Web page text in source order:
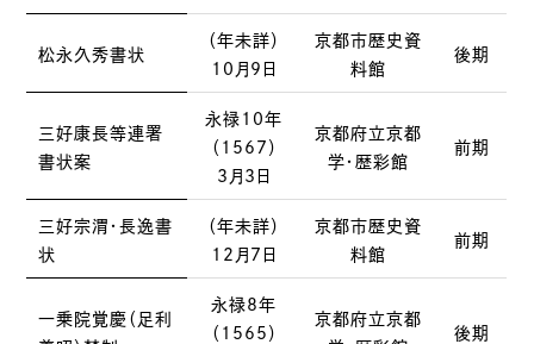
松永久秀書状
（年未詳）
10月9日
京都市歴史資
料館
後期
三好康長等連署
書状案
永禄10年
（1567）
3月3日
京都府立京都
学・歴彩館
前期
三好宗渭・長逸書
状
（年未詳）
12月7日
京都市歴史資
料館
前期
一乗院覚慶（足利
永禄8年
（1565）
京都府立京都
後期